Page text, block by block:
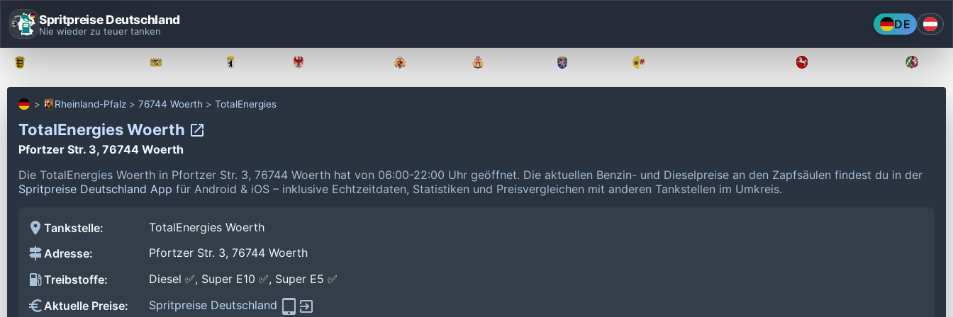
Spritpreise Deutschland
Nie wieder zu teuer tanken DE
Rheinland-Pfalz 76744 Woerth TotalEnergies
TotalEnergies Woerth
Pfortzer Str. 3, 76744 Woerth
Die TotalEnergies Woerth in Pfortzer Str. 3, 76744 Woerth hat von 06:00-22:00 Uhr geöffnet. Die aktuellen Benzin- und Dieselpreise an den Zapfsäulen findest du in der
Spritpreise Deutschland App für Android & iOS – inklusive Echtzeitdaten, Statistiken und Preisvergleichen mit anderen Tankstellen im Umkreis.
Tankstelle:
TotalEnergies Woerth
Adresse:
Pfortzer Str. 3, 76744 Woerth
Treibstoffe:
Diesel ✅, Super E10 ✅, Super E5 ✅
Aktuelle Preise:
Spritpreise Deutschland